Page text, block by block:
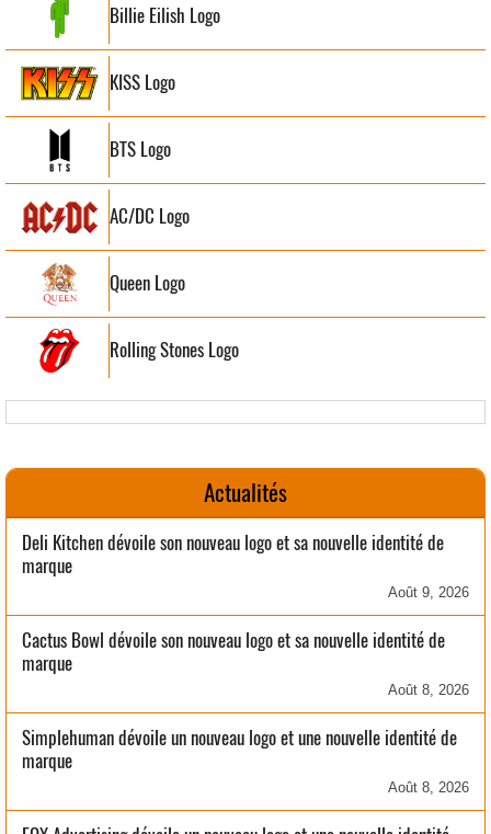
Billie Eilish Logo
KISS Logo
BTS Logo
AC/DC Logo
Queen Logo
Rolling Stones Logo
Actualités
Deli Kitchen dévoile son nouveau logo et sa nouvelle identité de
marque
Août 9, 2026
Cactus Bowl dévoile son nouveau logo et sa nouvelle identité de
marque
Août 8, 2026
Simplehuman dévoile un nouveau logo et une nouvelle identité de
marque
Août 8, 2026